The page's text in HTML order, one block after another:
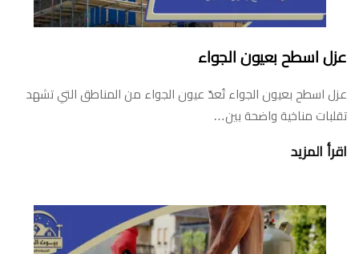
عزل اسطح بعيون الجواء
عزل اسطح بعيون الجواء تُعدّ عيون الجواء من المناطق التي تشهد
تقلبات مناخية واضحة بين…
اقرأ المزيد